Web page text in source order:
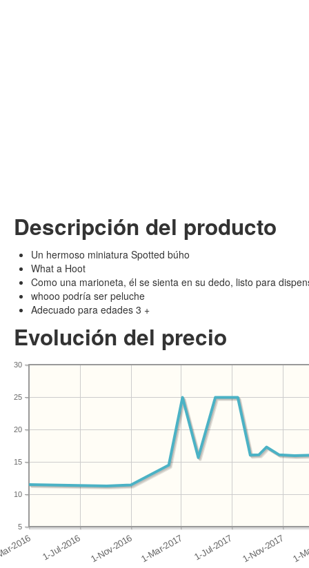
Descripción del producto
Un hermoso miniatura Spotted búho
What a Hoot
Como una marioneta, él se sienta en su dedo, listo para
whooo podría ser peluche
Adecuado para edades 3 +
Evolución del precio
5
10
15
20
25
30